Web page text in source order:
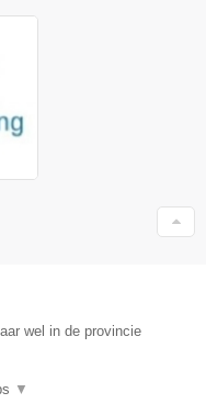
wel in de provincie
▼